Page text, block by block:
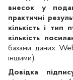
внесок у
практичні
кількість і тип
кількість
базами даних
іншими).
Довідка